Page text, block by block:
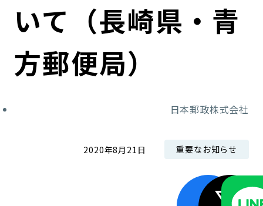
ローカル共創イニシアティブ
IRニュース
IRカレンダー
環境
いて（長崎県・青
方郵便局）
日本郵政株式会社
2020年8月21日 重要なお知らせ